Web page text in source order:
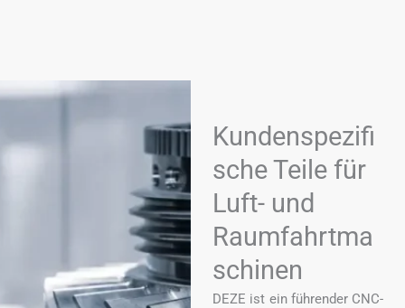
Kundenspezifi
sche Teile für
Luft- und
Raumfahrtma
schinen
DEZE ist ein führender CNC-